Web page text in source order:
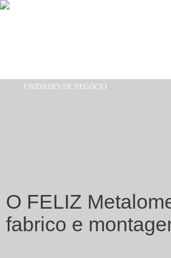
Passar para o conteúdo principal
UNIDADES DE NEGÓCIO
O FELIZ
fabrico e